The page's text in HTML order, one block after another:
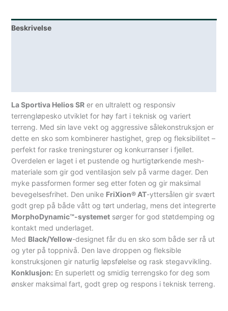
antall
Beskrivelse
La Sportiva Helios SR er en ultralett og responsiv
terrengløpesko utviklet for høy fart i teknisk og variert
terreng. Med sin lave vekt og aggressive sålekonstruksjon er
dette en sko som kombinerer hastighet, grep og fleksibilitet –
perfekt for raske treningsturer og konkurranser i fjellet.
Overdelen er laget i et pustende og hurtigtørkende mesh-
materiale som gir god ventilasjon selv på varme dager. Den
myke passformen former seg etter foten og gir maksimal
bevegelsesfrihet. Den unike FriXion® AT-yttersålen gir svært
godt grep på både vått og tørt underlag, mens det integrerte
MorphoDynamic™-systemet sørger for god støtdemping og
kontakt med underlaget.
Med Black/Yellow-designet får du en sko som både ser rå ut
og yter på toppnivå. Den lave droppen og fleksible
konstruksjonen gir naturlig løpsfølelse og rask stegavvikling.
Konklusjon: En superlett og smidig terrengsko for deg som
ønsker maksimal fart, godt grep og respons i teknisk terreng.